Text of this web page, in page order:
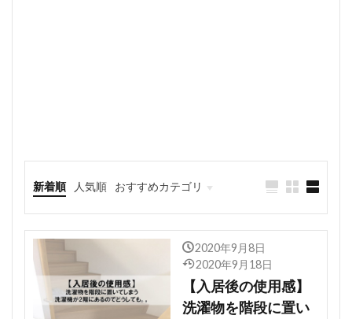
新着順 人気順 おすすめカテゴリ
どっちにする？
2020年9月8日
2020年9月18日
【入居後の使用感】
洗濯物を階段に置い